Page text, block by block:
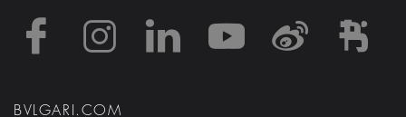
https://https://https://
https://
BVLGARI.COM